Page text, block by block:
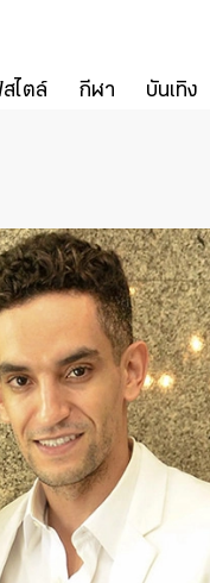
ไตล์ กีฬา บันเทิง